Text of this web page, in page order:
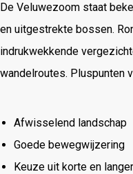
De Veluwezoom staat
en uitgestrekte bossen.
indrukwekkende
wandelroutes. Pluspunten
Afwisselend landschap
Goede bewegwijzering
Keuze uit korte en